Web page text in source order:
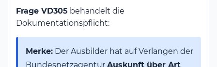
Frage VD305 behandelt die
Dokumentationspflicht:
Merke: Der Ausbilder hat auf Verlangen der
Bundesnetzagentur Auskunft über Art